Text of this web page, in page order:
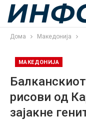
Дома Македонија
МАКЕДОНИЈА
рисови од
зајакне